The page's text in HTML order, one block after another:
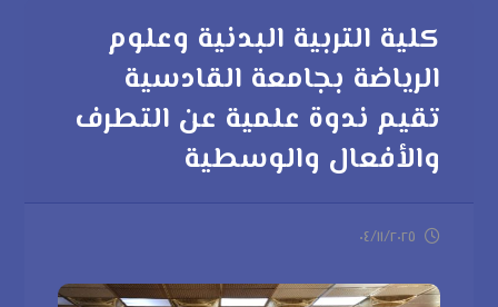
كلية التربية البدنية وعلوم
الرياضة بجامعة القادسية
تقيم ندوة علمية عن التطرف
والأفعال والوسطية
٠٤/١١/٢٠٢٥